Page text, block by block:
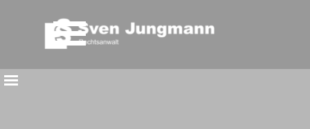
Menü überspringen